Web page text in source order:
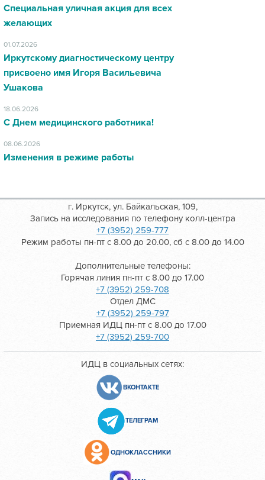
Специальная уличная акция для всех
желающих
01.07.2026
Иркутскому диагностическому центру
присвоено имя Игоря Васильевича
Ушакова
18.06.2026
С Днем медицинского работника!
08.06.2026
Изменения в режиме работы
г. Иркутск, ул. Байкальская, 109,
Запись на исследования по телефону колл-центра
+7 (3952) 259-777
Режим работы пн-пт с 8.00 до 20.00, сб с 8.00 до 14.00
Дополнительные телефоны:
Горячая линия пн-пт с 8.00 до 17.00
+7 (3952) 259-708
Отдел ДМС
+7 (3952) 259-797
Приемная ИДЦ пн-пт с 8.00 до 17.00
+7 (3952) 259-700
ИДЦ в социальных сетях:
ВКОНТАКТЕ
ТЕЛЕГРАМ
ОДНОКЛАССНИКИ